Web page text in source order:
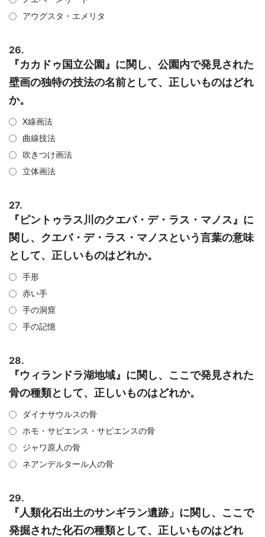
アウグスタ・エメリタ
26.
『カカドゥ国立公園』に関し、公園内で発見された
壁画の独特の技法の名前として、正しいものはどれ
か。
X線画法
曲線技法
吹きつけ画法
立体画法
27.
『ピントゥラス川のクエバ・デ・ラス・マノス』に
関し、クエバ・デ・ラス・マノスという言葉の意味
として、正しいものはどれか。
手形
赤い手
手の洞窟
手の記憶
28.
『ウィランドラ湖地域』に関し、ここで発見された
骨の種類として、正しいものはどれか。
ダイナサウルスの骨
ホモ・サピエンス・サピエンスの骨
ジャワ原人の骨
ネアンデルタール人の骨
29.
『人類化石出土のサンギラン遺跡」に関し、ここで
発掘された化石の種類として、正しいものはどれ